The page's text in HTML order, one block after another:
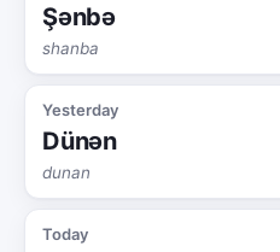
Şənbə
shanba
Yesterday
Dünən
dunan
Today